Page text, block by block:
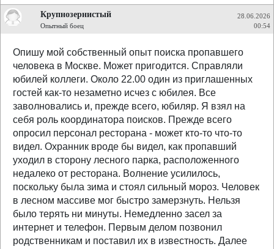
Крупнозернистый
Опытный боец
28.06.2026
00:54
Опишу мой собственный опыт поиска пропавшего
человека в Москве. Может пригодится. Справляли
юбилей коллеги. Около 22.00 один из приглашенных
гостей как-то незаметно исчез с юбилея. Все
заволновались и, прежде всего, юбиляр. Я взял на
себя роль координатора поисков. Прежде всего
опросил персонал ресторана - может кто-то что-то
видел. Охранник вроде бы видел, как пропавший
уходил в сторону лесного парка, расположенного
недалеко от ресторана. Волнение усилилось,
поскольку была зима и стоял сильный мороз. Человек
в лесном массиве мог быстро замерзнуть. Нельзя
было терять ни минуты. Немедленно засел за
интернет и телефон. Первым делом позвонил
родственникам и поставил их в известность. Далее